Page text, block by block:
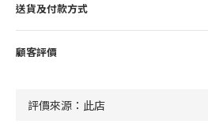
送貨及付款方式
顧客評價